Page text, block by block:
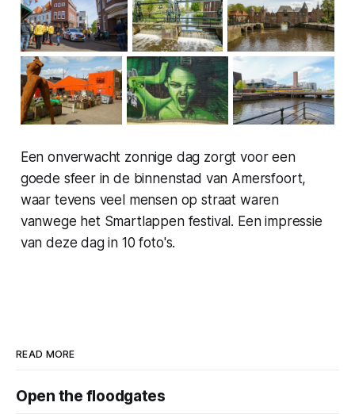
Een onverwacht zonnige dag zorgt voor een
goede sfeer in de binnenstad van Amersfoort,
waar tevens veel mensen op straat waren
vanwege het Smartlappen festival. Een impressie
van deze dag in 10 foto's.
READ MORE
Open the floodgates